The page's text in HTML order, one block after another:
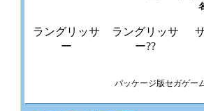
ラングリッサ
ー
ラングリッサ
ー??
パッケージ版セガゲー